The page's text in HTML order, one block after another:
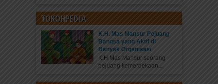
TOKOHPEDIA
K.H. Mas Mansur Pejuang
Bangsa yang Aktif di
Banyak Organisasi
K.H Mas Mansur seorang
pejuang kemerdekaan...